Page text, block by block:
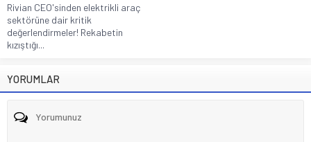
Rivian CEO'sinden elektrikli araç
sektörüne dair kritik
değerlendirmeler! Rekabetin
kızıştığı...
YORUMLAR